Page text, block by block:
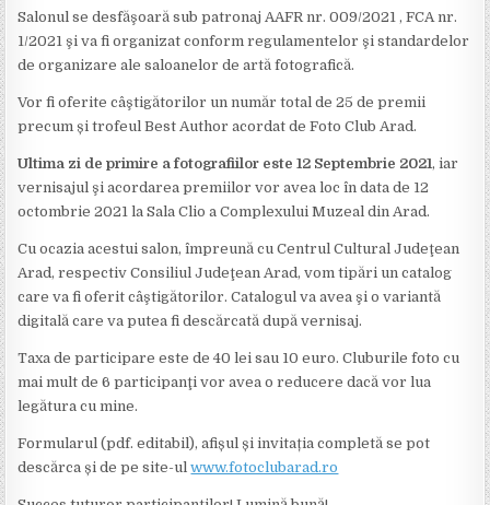
Salonul se desfăşoară sub patronaj AAFR nr. 009/2021 , FCA nr.
1/2021 şi va fi organizat conform regulamentelor şi standardelor
de organizare ale saloanelor de artă fotografică.
Vor fi oferite câştigătorilor un număr total de 25 de premii
precum și trofeul Best Author acordat de Foto Club Arad.
Ultima zi de primire a fotografiilor este 12 Septembrie 2021, iar
vernisajul şi acordarea premiilor vor avea loc în data de 12
octombrie 2021 la Sala Clio a Complexului Muzeal din Arad.
Cu ocazia acestui salon, împreună cu Centrul Cultural Judeţean
Arad, respectiv Consiliul Judeţean Arad, vom tipări un catalog
care va fi oferit câştigătorilor. Catalogul va avea şi o variantă
digitală care va putea fi descărcată după vernisaj.
Taxa de participare este de 40 lei sau 10 euro. Cluburile foto cu
mai mult de 6 participanţi vor avea o reducere dacă vor lua
legătura cu mine.
Formularul (pdf. editabil), afișul și invitația completă se pot
descărca și de pe site-ulwww.fotoclubarad.ro